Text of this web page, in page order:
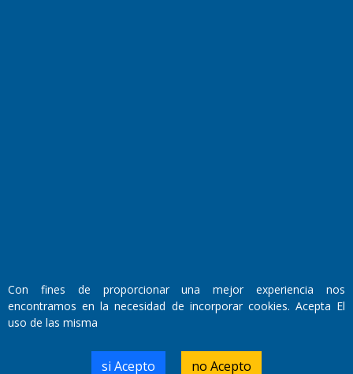
Miembro de ADIRA,ADEPA y CPPAL
Propietario: El Diario SRL
Director Periodístico:
Con fines de proporcionar una mejor experiencia nos
encontramos en la necesidad de incorporar cookies. Acepta El
uso de las misma
si Acepto no Acepto